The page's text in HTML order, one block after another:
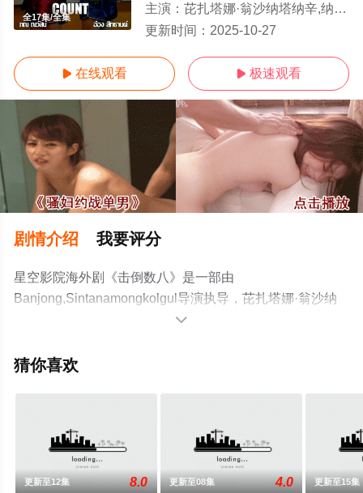
全17集/全集
主演： 芘扎塔娜·翁沙纳塔纳辛,纳瓦希·普潘塔奇斯,昂滃·斯缇谭,纳塔吾·斯金杰,塔拉·提帕,阿披南·普拉瑟瓦塔纳坤,
更新时间： 2025-10-27
 在线观看  极速观看
剧情介绍 我要评分
星空影院海外剧《击倒数八》是一部由
Banjong,Sintanamongkolgul导演执导，芘扎塔娜·翁沙纳
塔纳辛,纳瓦希·普潘塔奇斯,昂滃·斯缇谭,纳塔吾·斯金杰,塔
卡林·普里帕特等演员精彩演绎的泰国电视剧，大结局剧情

猜你喜欢
更新至12集 8.0 更新至08集 4.0 更新至15集